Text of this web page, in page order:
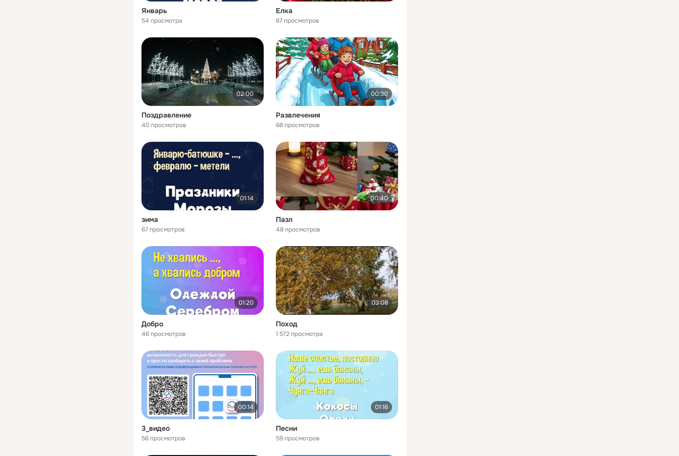
Январь
54 просмотра
Елка
67 просмотров
02:00
Поздравление
40 просмотров
00:30
Развлечения
68 просмотров
01:14
зима
67 просмотров
00:40
Пазл
48 просмотров
01:20
Добро
46 просмотров
03:08
Поход
1 572 просмотра
00:14
3_видео
56 просмотров
01:16
Песни
59 просмотров